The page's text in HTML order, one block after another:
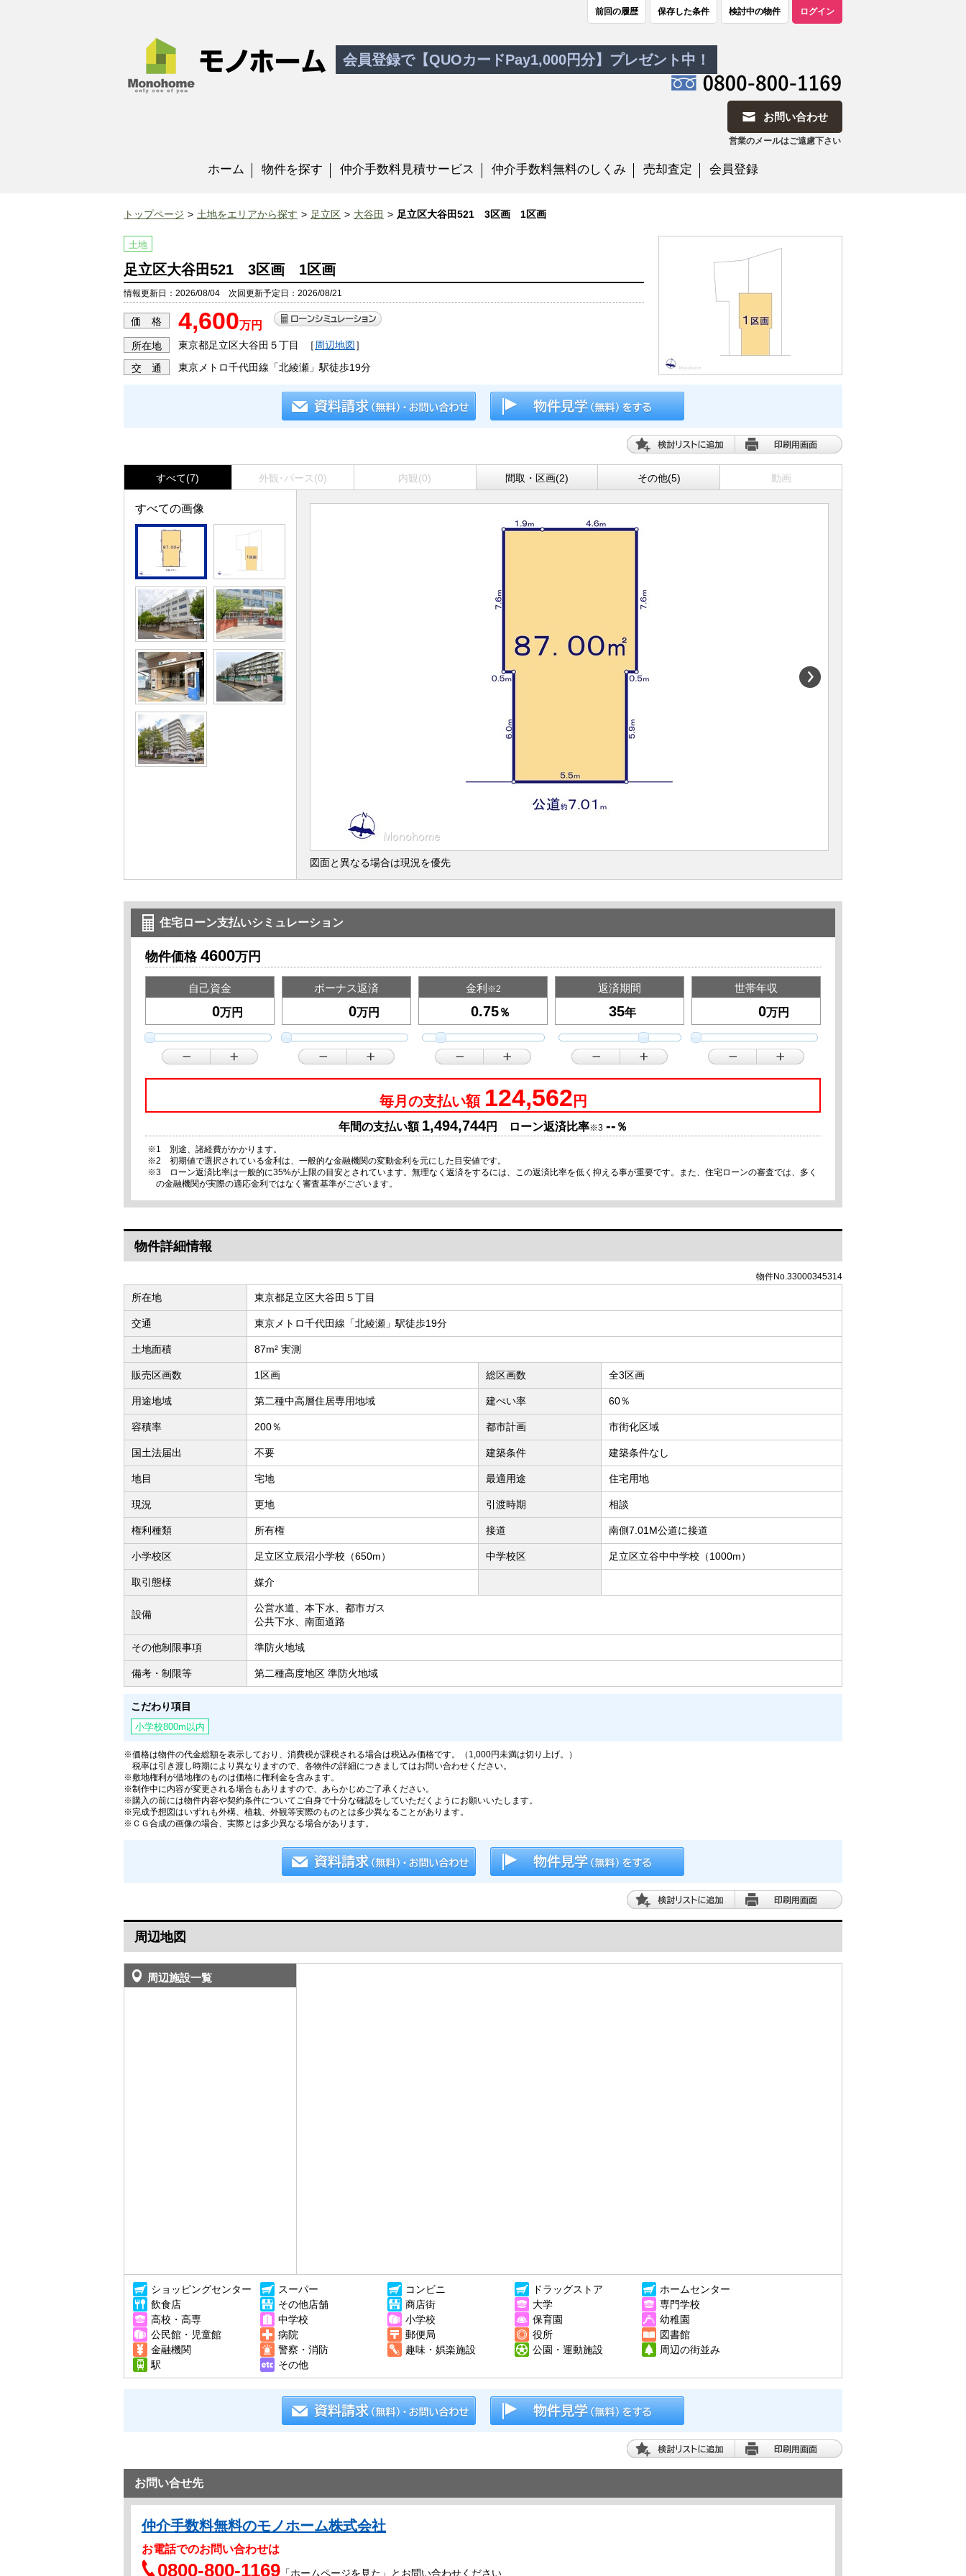
前回の履歴 保存した条件 検討中の物件 ログイン
会員登録で【QUOカードPay1,000円分】プレゼント中！
お問い合わせ
営業のメールはご遠慮下さい
ホーム 物件を探す 仲介手数料見積サービス 仲介手数料無料のしくみ 売却査定 会員登録
トップページ 土地をエリアから探す 足立区 大谷田 足立区大谷田521 3区画 1区画
土地
足立区大谷田521 3区画 1区画
情報更新日：2026/08/04 次回更新予定日：2026/08/21
価 格 4,600万円
所在地 東京都足立区大谷田５丁目 ［ 周辺地図］
交 通 東京メトロ千代田線「北綾瀬」駅徒歩19分
すべて(7) 外観･パース(0) 内観(0) 間取・区画(2) その他(5) 動画
すべての画像
図面と異なる場合は現況を優先
住宅ローン支払いシミュレーション
物件価格 4600万円
自己資金
万円
ボーナス返済
万円
金利 ※2
％
返済期間
年
世帯年収
万円
毎月の支払い額 124,562 円
年間の支払い額 1,494,744円 ローン返済比率※3 -- ％
※1 別途、諸経費がかかります。
※2 初期値で選択されている金利は、一般的な金融機関の変動金利を元にした目安値です。
※3 ローン返済比率は一般的に35%が上限の目安とされています。無理なく返済をするには、この返済比率を低く抑える事が重要です。また、住宅ローンの審査では、多く
の金融機関が実際の適応金利ではなく審査基準がございます。
物件詳細情報
物件No.33000345314
所在地 東京都足立区大谷田５丁目
交通 東京メトロ千代田線「北綾瀬」駅徒歩19分
土地面積 87m² 実測
販売区画数 1区画 総区画数 全3区画
用途地域 第二種中高層住居専用地域 建ぺい率 60％
容積率 200％ 都市計画 市街化区域
国土法届出 不要 建築条件 建築条件なし
地目 宅地 最適用途 住宅用地
現況 更地 引渡時期 相談
権利種類 所有権 接道 南側7.01M公道に接道
小学校区 足立区立辰沼小学校（650m） 中学校区 足立区立谷中中学校（1000m）
取引態様 媒介
設備
公営水道、本下水、都市ガス
公共下水、南面道路
その他制限事項 準防火地域
備考・制限等 第二種高度地区 準防火地域
こだわり項目
小学校800m以内
※価格は物件の代金総額を表示しており、消費税が課税される場合は税込み価格です。（1,000円未満は切り上げ。）
税率は引き渡し時期により異なりますので、各物件の詳細につきましてはお問い合わせください。
※敷地権利が借地権のものは価格に権利金を含みます。
※制作中に内容が変更される場合もありますので、あらかじめご了承ください。
※購入の前には物件内容や契約条件についてご自身で十分な確認をしていただくようにお願いいたします。
※完成予想図はいずれも外構、植栽、外観等実際のものとは多少異なることがあります。
※ＣＧ合成の画像の場合、実際とは多少異なる場合があります。
周辺地図
周辺施設一覧
ショッピングセンター スーパー コンビニ ドラッグストア
ホームセンター
飲食店
その他店舗 商店街 大学
専門学校
高校・高専
中学校 小学校 保育園
幼稚園
公民館・児童館
病院 郵便局 役所
図書館
金融機関
警察・消防 趣味・娯楽施設 公園・運動施設
周辺の街並み
駅
その他
お問い合せ先
仲介手数料無料のモノホーム株式会社
お電話でのお問い合わせは
0800-800-1169 「ホームページを見た」とお問い合わせください